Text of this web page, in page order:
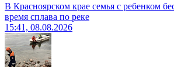
В Красноярском крае семья с ребенком
время сплава по реке
15:41, 08.08.2026